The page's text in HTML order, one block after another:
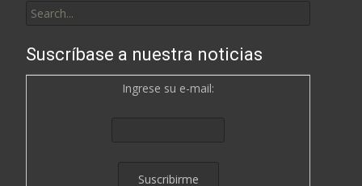
for:
Suscríbase a nuestra noticias
Ingrese su e-mail: